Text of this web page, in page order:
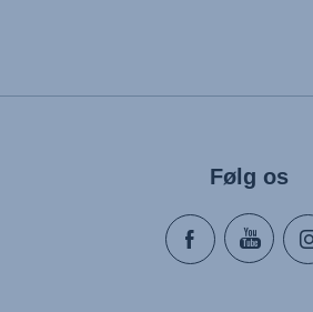
Følg os